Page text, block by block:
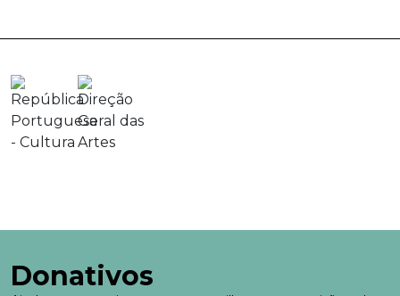
Donativos